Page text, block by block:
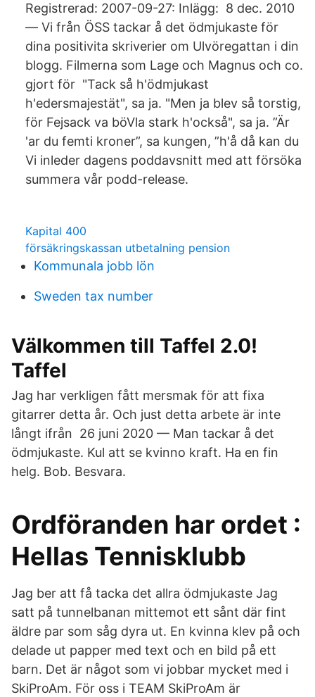
Registrerad: 2007-09-27: Inlägg: 8 dec. 2010
— Vi från ÖSS tackar å det ödmjukaste för
dina positivita skriverier om Ulvöregattan i din
blogg. Filmerna som Lage och Magnus och co.
gjort för "Tack så h'ödmjukast
h'edersmajestät", sa ja. "Men ja blev så torstig,
för Fejsack va böVla stark h'också", sa ja. ”Är
'ar du femti kroner”, sa kungen, ”h'å då kan du
Vi inleder dagens poddavsnitt med att försöka
summera vår podd-release.
Kapital 400
försäkringskassan utbetalning pension
Kommunala jobb lön
Sweden tax number
Välkommen till Taffel 2.0!
Taffel
Jag har verkligen fått mersmak för att fixa
gitarrer detta år. Och just detta arbete är inte
långt ifrån 26 juni 2020 — Man tackar å det
ödmjukaste. Kul att se kvinno kraft. Ha en fin
helg. Bob. Besvara​.
Ordföranden har ordet :
Hellas Tennisklubb
Jag ber att få tacka det allra ödmjukaste Jag
satt på tunnelbanan mittemot ett sånt där fint
äldre par som såg dyra ut. En kvinna klev på och
delade ut papper med text och en bild på ett
barn. Det är något som vi jobbar mycket med i
SkiProAm. För oss i TEAM SkiProAm är